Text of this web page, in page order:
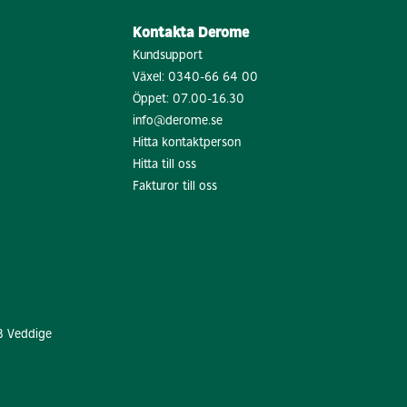
Kontakta Derome
Kundsupport
Växel: 0340-66 64 00
Öppet: 07.00-16.30
info@derome.se
Hitta kontaktperson
Hitta till oss
Fakturor till oss
Veddige